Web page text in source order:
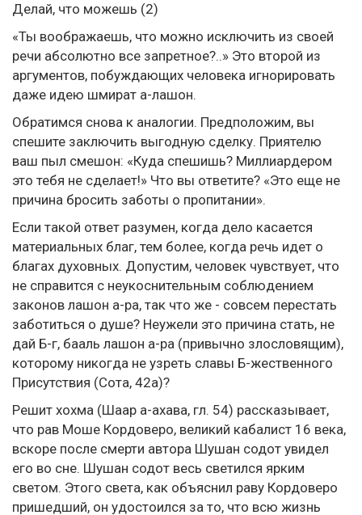
Делай, что можешь (2)
«Ты воображаешь, что можно исключить из своей
речи абсолютно все запретное?..» Это второй из
аргументов, побуждающих человека игнорировать
даже идею шмират а-лашон.
Обратимся снова к аналогии. Предположим, вы
спешите заключить выгодную сделку. Приятелю
ваш пыл смешон: «Куда спешишь? Миллиардером
это тебя не сделает!» Что вы ответите? «Это еще не
причина бросить заботы о пропитании».
Если такой ответ разумен, когда дело касается
материальных благ, тем более, когда речь идет о
благах духовных. Допустим, человек чувствует, что
не справится с неукоснительным соблюдением
законов лашон а-ра, так что же - совсем перестать
заботиться о душе? Неужели это причина стать, не
дай Б-г, бааль лашон а-ра (привычно злословящим),
которому никогда не узреть славы Б-жественного
Присутствия (Сота, 42а)?
Решит хохма (Шаар а-ахава, гл. 54) рассказывает,
что рав Моше Кордоверо, великий кабалист 16 века,
вскоре после смерти автора Шушан содот увидел
его во сне. Шушан содот весь светился ярким
светом. Этого света, как объяснил раву Кордоверо
пришедший, он удостоился за то, что всю жизнь